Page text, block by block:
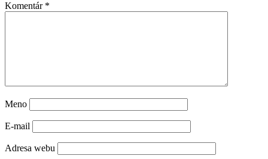
Komentár *
Meno
E-mail
Adresa webu